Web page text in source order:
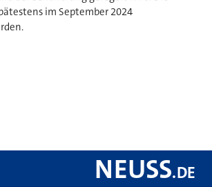
im September 2024
NEUSS.DE